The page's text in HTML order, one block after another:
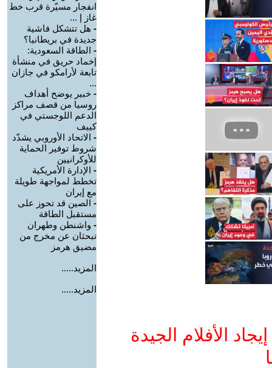
الأفلام الجيدة
انفجار مسيّرة قرب خط
غاز إ ...
- هل تتشكل فاشية
جديدة في بريطانيا؟
- الطاقة السعودية:
إخماد حريق في منشأة
تابعة لأرامكو في جازان
...
- خبير يوضح أهداف
روسيا من قصف مراكز
الدعم اللوجستي في
كييف
- الاتحاد الأوروبي يشدّد
شروط توفير الحماية
للأوكرانيين
- الإدارة الأمريكية
تخطط لمواجهة طويلة
مع إيران
- الصين قد تحوز على
مستقبل الطاقة
- واشنطن وطهران
تبحثان عن مخرج من
مضيق هرمز
المزيد.....
المزيد.....